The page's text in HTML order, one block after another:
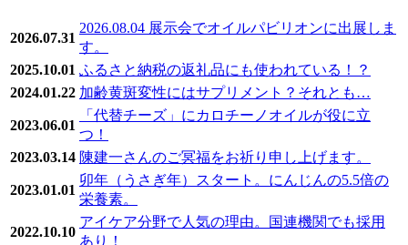
2026.07.31
2026.08.04 展示会でオイルパビリオンに出展しま
す。
2025.10.01 ふるさと納税の返礼品にも使われている！？
2024.01.22 加齢黄斑変性にはサプリメント？それとも…
2023.06.01
「代替チーズ」にカロチーノオイルが役に立
つ！
2023.03.14 陳建一さんのご冥福をお祈り申し上げます。
2023.01.01
卯年（うさぎ年）スタート。にんじんの5.5倍の
栄養素。
2022.10.10
アイケア分野で人気の理由。国連機関でも採用
あり！